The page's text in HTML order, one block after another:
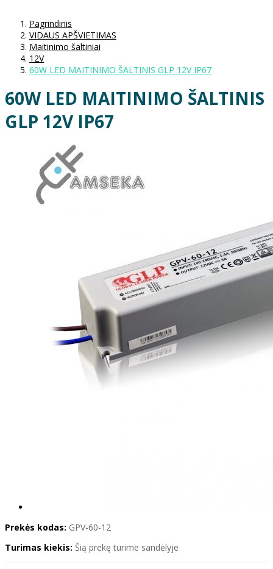
Pagrindinis
VIDAUS APŠVIETIMAS
Maitinimo šaltiniai
12V
60W LED MAITINIMO ŠALTINIS GLP 12V IP67
60W LED MAITINIMO ŠALTINIS
GLP 12V IP67
Prekės kodas: GPV-60-12
Turimas kiekis: Šią prekę turime sandėlyje